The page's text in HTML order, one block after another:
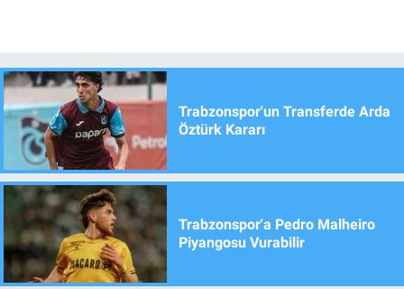
Trabzonspor'un Transferde Arda
Öztürk Kararı
Trabzonspor'a Pedro Malheiro
Piyangosu Vurabilir